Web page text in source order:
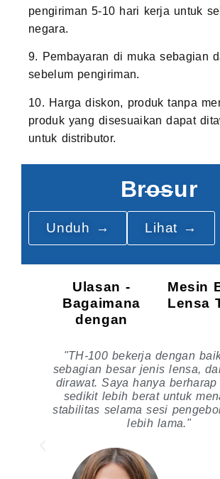
pengiriman 5-10 hari kerja untuk
negara.
9. Pembayaran di muka sebagian
sebelum pengiriman.
10. Harga diskon, produk tanpa
produk yang disesuaikan dapat
untuk distributor.
Brosur
Unduh → Lihat →
Ulasan -
Bagaimana
dengan
Mesin
Lensa
"TH-100 bekerja dengan
sebagian besar jenis lensa,
dirawat. Saya hanya berharap
sedikit lebih berat untuk
stabilitas selama sesi
lebih lama."